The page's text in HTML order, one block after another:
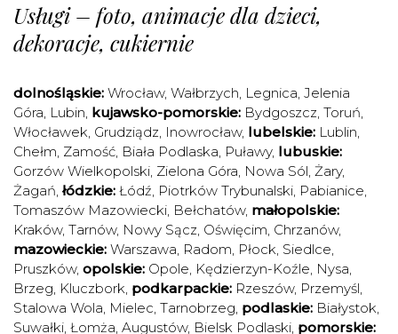
Usługi – foto, animacje dla dzieci,
dekoracje, cukiernie
dolnośląskie: Wrocław, Wałbrzych, Legnica, Jelenia
Góra, Lubin, kujawsko-pomorskie: Bydgoszcz, Toruń,
Włocławek, Grudziądz, Inowrocław, lubelskie: Lublin,
Chełm, Zamość, Biała Podlaska, Puławy, lubuskie:
Gorzów Wielkopolski, Zielona Góra, Nowa Sól, Żary,
Żagań, łódzkie: Łódź, Piotrków Trybunalski, Pabianice,
Tomaszów Mazowiecki, Bełchatów, małopolskie:
Kraków, Tarnów, Nowy Sącz, Oświęcim, Chrzanów,
mazowieckie: Warszawa, Radom, Płock, Siedlce,
Pruszków, opolskie: Opole, Kędzierzyn-Koźle, Nysa,
Brzeg, Kluczbork, podkarpackie: Rzeszów, Przemyśl,
Stalowa Wola, Mielec, Tarnobrzeg, podlaskie: Białystok,
Suwałki, Łomża, Augustów, Bielsk Podlaski, pomorskie: